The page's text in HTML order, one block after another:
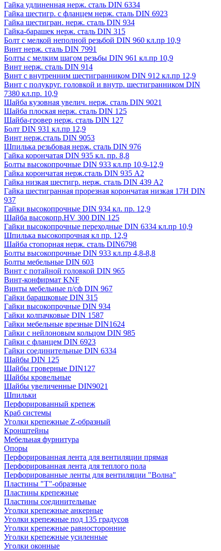
Гайка удлиненная нерж. сталь DIN 6334
Гайка шестигр. с фланцем нерж. сталь DIN 6923
Гайка шестигран. нерж. сталь DIN 934
Гайка-барашек нерж. сталь DIN 315
Болт с мелкой неполной резьбой DIN 960 кл.пр 10,9
Винт нерж. сталь DIN 7991
Болты с мелким шагом резьбы DIN 961 кл.пр 10,9
Винт нерж. сталь DIN 914
Винт с внутренним шестигранником DIN 912 кл.пр 12,9
Винт с полукруг. головкой и внутр. шестигранником DIN
7380 кл.пр. 10,9
Шайба кузовная увелич. нерж. сталь DIN 9021
Шайба плоская нерж. сталь DIN 125
Шайба-гровер нерж. сталь DIN 127
Болт DIN 931 кл.пр 12,9
Винт нерж.сталь DIN 9053
Шпилька резьбовая нерж. сталь DIN 976
Гайка корончатая DIN 935 кл. пр. 8,8
Болты высокопрочные DIN 933 кл.пр 10,9-12,9
Гайка корончатая нерж.сталь DIN 935 А2
Гайка низкая шестигр. нерж. сталь DIN 439 А2
Гайка шестигранная прорезная корончатая низкая 17H DIN
937
Гайки высокопрочные DIN 934 кл. пр. 12,9
Шайба высокопр.HV 300 DIN 125
Гайки высокопрочные переходные DIN 6334 кл.пр 10,9
Шпилька высокопрочная кл пр. 12,9
Шайба стопорная нерж. сталь DIN6798
Болты высокопрочные DIN 933 кл.пр 4,8-8,8
Болты мебельные DIN 603
Винт с потайной головкой DIN 965
Винт-конфирмат KNF
Винты мебельные п/сф DIN 967
Гайки барашковые DIN 315
Гайки высокопрочные DIN 934
Гайки колпачковые DIN 1587
Гайки мебельные врезные DIN1624
Гайки с нейлоновым кольцом DIN 985
Гайки с фланцем DIN 6923
Гайки соединительные DIN 6334
Шайбы DIN 125
Шайбы гроверные DIN127
Шайбы кровельные
Шайбы увеличенные DIN9021
Шпильки
Перфорированный крепеж
Краб системы
Уголки крепежные Z-образный
Кронштейны
Мебельная фурнитура
Опоры
Перфорированная лента для вентиляции прямая
Перфорированная лента для теплого пола
Перфорированные ленты для вентиляции "Волна"
Пластины "Т"-образные
Пластины крепежные
Пластины соединительные
Уголки крепежные анкерные
Уголки крепежные под 135 градусов
Уголки крепежные равносторонние
Уголки крепежные усиленные
Уголки оконные